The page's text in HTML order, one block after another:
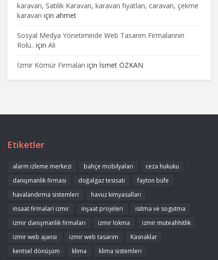
karavan, Satılık Karavan, karavan fiyatları, caravan, çekme
karavan için ahmet
Sosyal Medya Yönetiminde Web Tasarım Firmalarının
Rolü.. için Ali
İzmir Kömür Firmaları için İsmet ÖZKAN
Etiketler
alarm izleme merkezi bahçe mobilyaları
ceza hukuku
danışmanlık firması
doğalgaz tesisatı
fayton büfe
havalandırma sistemleri
havuz kimyasalları
insaat firmalari izmir
inşaat projeleri
isitma ve sogutma
izmir danışmanlık firmaları
izmir lokma
izmir muteahhitlik
izmir web ajansı
izmir web tasarım
Kasnaklar
kentsel dönüşüm
klima
klima sistemleri